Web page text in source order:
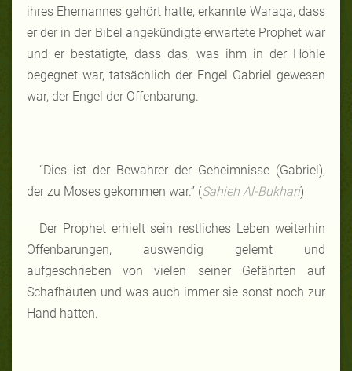
ihres Ehemannes gehört hatte, erkannte Waraqa, dass
er der in der Bibel angekündigte erwartete Prophet war
und er bestätigte, dass das, was ihm in der Höhle
begegnet war, tatsächlich der Engel Gabriel gewesen
war, der Engel der Offenbarung.
“Dies ist der Bewahrer der Geheimnisse (Gabriel),
der zu Moses gekommen war.” (Sahieh Al-Bukhari)
Der Prophet erhielt sein restliches Leben weiterhin
Offenbarungen, auswendig gelernt und
aufgeschrieben von vielen seiner Gefährten auf
Schafhäuten und was auch immer sie sonst noch zur
Hand hatten.